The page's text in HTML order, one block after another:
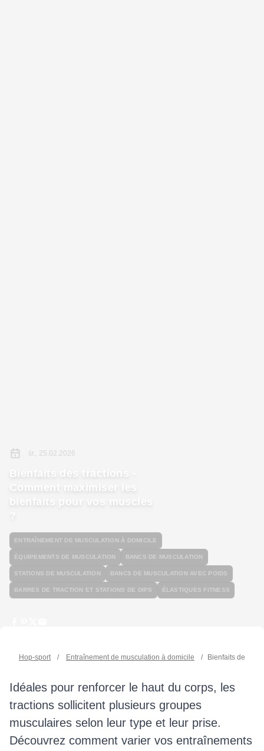
śr., 25.02.2026
Bienfaits des tractions -
Comment maximiser les
bienfaits pour vos muscles
ENTRAÎNEMENT DE MUSCULATION À DOMICILE
ÉQUIPEMENTS DE MUSCULATION BANCS DE MUSCULATION
STATIONS DE MUSCULATION BANCS DE MUSCULATION AVEC POIDS
BARRES DE TRACTION ET STATIONS DE DIPS ÉLASTIQUES FITNESS
Hop-sport / Entraînement de musculation à domicile / Bienfaits des
Idéales pour renforcer le haut du corps, les
tractions sollicitent plusieurs groupes
musculaires selon leur type et leur prise.
Découvrez comment varier vos entraînements